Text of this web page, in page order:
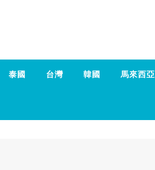
泰國 台灣 韓國 馬來西亞